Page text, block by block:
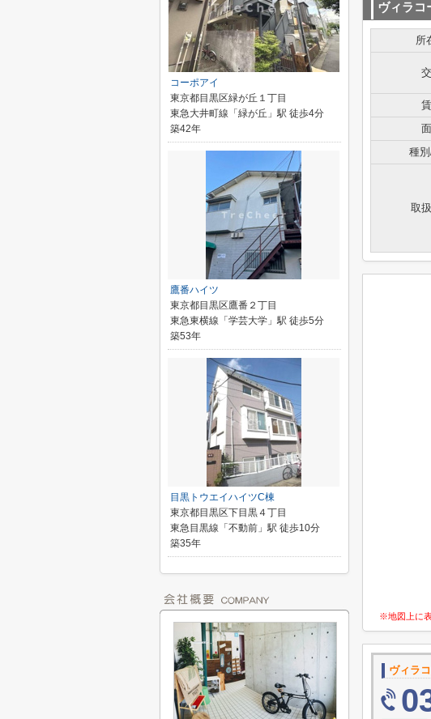
ヴィラコ
所
種
取
※地図上に
ヴィラ
コーポアイ
東京都目黒区緑が丘１丁目
東急大井町線「緑が丘」駅 徒歩4分
築42年
鷹番ハイツ
東京都目黒区鷹番２丁目
東急東横線「学芸大学」駅 徒歩5分
築53年
目黒トウエイハイツC棟
東京都目黒区下目黒４丁目
東急目黒線「不動前」駅 徒歩10分
築35年